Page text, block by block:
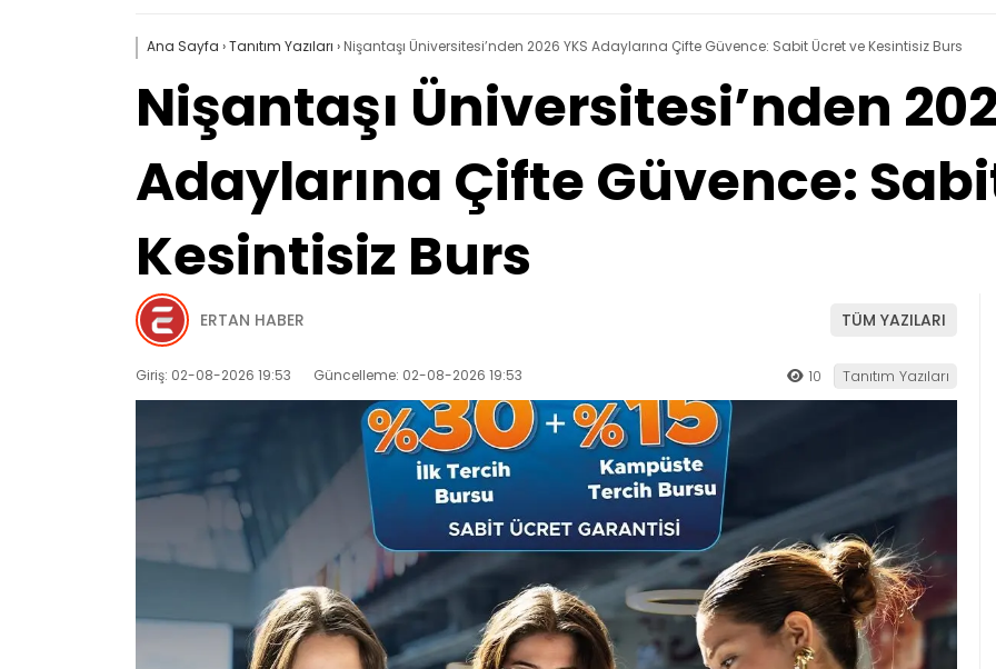
Ana Sayfa ›Tanıtım Yazıları › Nişantaşı Üniversitesi’nden 2026 YKS Adaylarına Çifte Güvence: Sabit Ücret ve Kesintisiz Burs
Nişantaşı Üniversitesi’nden
Adaylarına Çifte Güvence:
Kesintisiz Burs
ERTAN HABER TÜM YAZILARI
Giriş: 02-08-2026 19:53 Güncelleme: 02-08-2026 19:53 10 Tanıtım Yazıları